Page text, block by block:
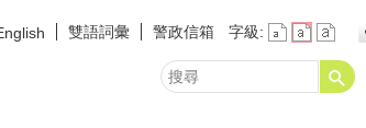
雙語詞彙 警政信箱 字級:
搜